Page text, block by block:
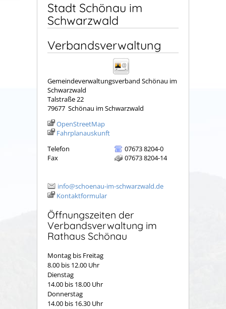
Stadt Schönau im
Schwarzwald
Verbandsverwaltung
Gemeindeverwaltungsverband Schönau im
Schwarzwald
Talstraße 22
79677 Schönau im Schwarzwald
OpenStreetMap
Fahrplanauskunft
Telefon
07673 8204-0
Fax
07673 8204-14
info@schoenau-im-schwarzwald.de
Kontaktformular
Öffnungszeiten der
Verbandsverwaltung im
Rathaus Schönau
Montag bis Freitag
8.00 bis 12.00 Uhr
Dienstag
14.00 bis 18.00 Uhr
Donnerstag
14.00 bis 16.30 Uhr